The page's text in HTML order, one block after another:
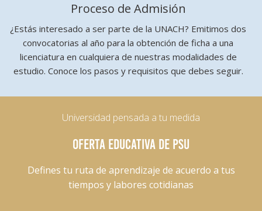
Proceso de Admisión
¿Estás interesado a ser parte de la UNACH? Emitimos dos
convocatorias al año para la obtención de ficha a una
licenciatura en cualquiera de nuestras modalidades de
estudio. Conoce los pasos y requisitos que debes seguir.
Universidad pensada a tu medida
OFERTA EDUCATIVA DE PSU
Defines tu ruta de aprendizaje de acuerdo a tus
tiempos y labores cotidianas